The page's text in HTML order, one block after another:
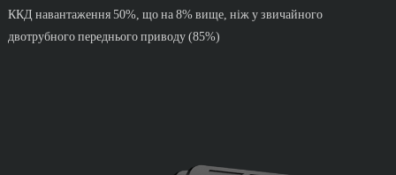
ККД навантаження 50%, що на 8% вище, ніж у звичайного
двотрубного переднього приводу (85%)